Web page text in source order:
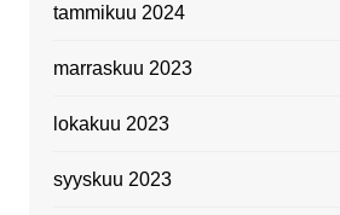
tammikuu 2024
marraskuu 2023
lokakuu 2023
syyskuu 2023